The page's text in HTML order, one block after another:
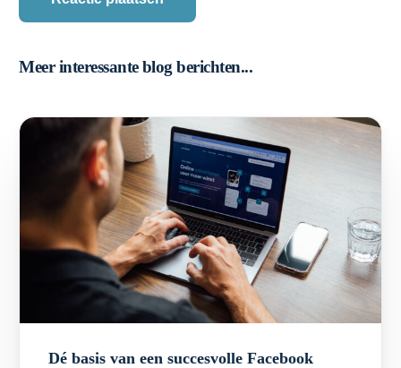
Meer interessante blog berichten...
Dé basis van een succesvolle Facebook